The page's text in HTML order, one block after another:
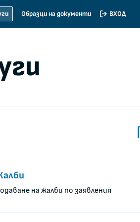
Образци на документи ВХОД
на жалби по заявления